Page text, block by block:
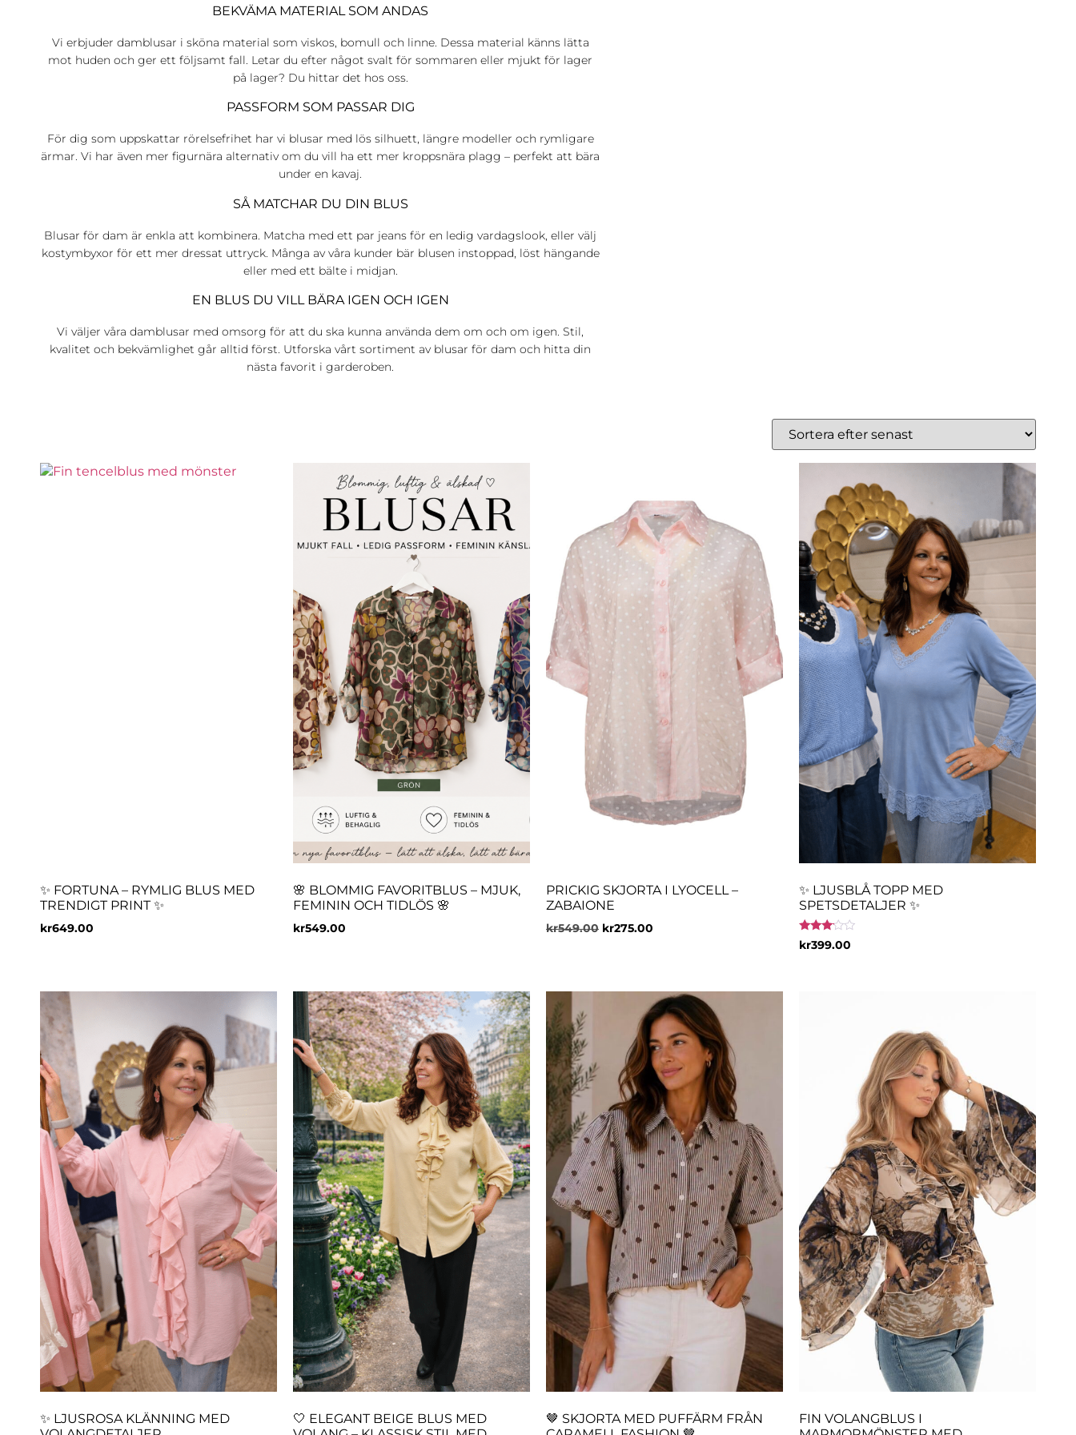
BEKVÄMA MATERIAL SOM ANDAS
Vi erbjuder damblusar i sköna material som viskos, bomull och linne. Dessa material känns lätta
mot huden och ger ett följsamt fall. Letar du efter något svalt för sommaren eller mjukt för lager
på lager? Du hittar det hos oss.
PASSFORM SOM PASSAR DIG
För dig som uppskattar rörelsefrihet har vi blusar med lös silhuett, längre modeller och rymligare
ärmar. Vi har även mer figurnära alternativ om du vill ha ett mer kroppsnära plagg – perfekt att bära
under en kavaj.
SÅ MATCHAR DU DIN BLUS
Blusar för dam är enkla att kombinera. Matcha med ett par jeans för en ledig vardagslook, eller välj
kostymbyxor för ett mer dressat uttryck. Många av våra kunder bär blusen instoppad, löst hängande
eller med ett bälte i midjan.
EN BLUS DU VILL BÄRA IGEN OCH IGEN
Vi väljer våra damblusar med omsorg för att du ska kunna använda dem om och om igen. Stil,
kvalitet och bekvämlighet går alltid först. Utforska vårt sortiment av blusar för dam och hitta din
nästa favorit i garderoben.
✨ FORTUNA – RYMLIG BLUS MED
TRENDIGT PRINT ✨
kr649.00
🌸 BLOMMIG FAVORITBLUS – MJUK,
FEMININ OCH TIDLÖS 🌸
kr549.00
PRICKIG SKJORTA I LYOCELL –
ZABAIONE
kr549.00 kr275.00
✨ LJUSBLÅ TOPP MED
SPETSDETALJER ✨
Betygsatt
3.00
kr399.00
✨ LJUSROSA KLÄNNING MED
🤍 ELEGANT BEIGE BLUS MED
🤎 SKJORTA MED PUFFÄRM FRÅN
FIN VOLANGBLUS I